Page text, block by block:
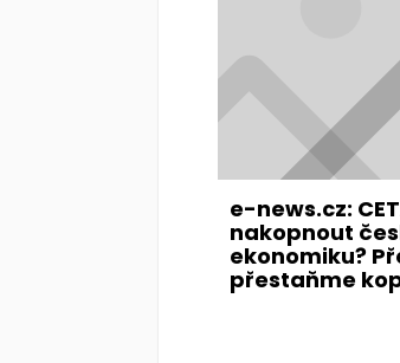
e-news.cz:
nakopnout
ekonomiku?
přestaňme